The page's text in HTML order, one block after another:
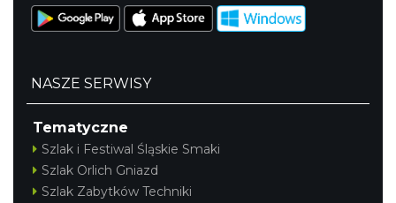
NASZE SERWISY
Tematyczne
Szlak i Festiwal Śląskie Smaki
Szlak Orlich Gniazd
Szlak Zabytków Techniki